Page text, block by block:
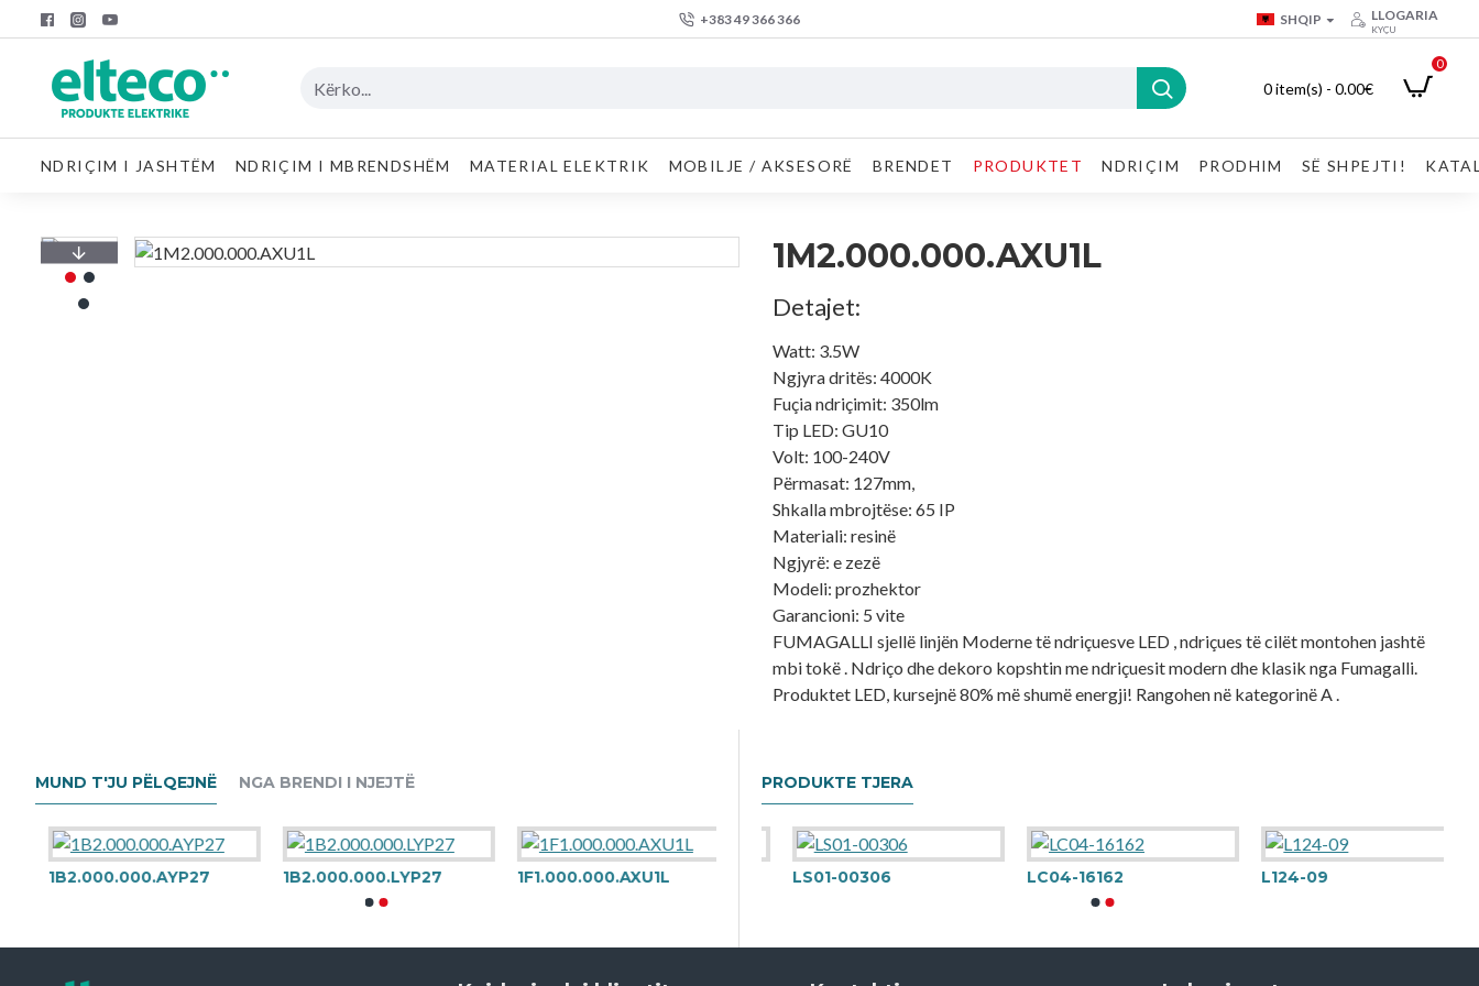
+383 49 366 366 SHQIP LLOGARIA
KYÇU
0 item(s) - 0.00€
0
NDRIÇIM I JASHTËM NDRIÇIM I MBRENDSHËM MATERIAL ELEKTRIK MOBILJE / AKSESORË BRENDET PRODUKTET NDRIÇIM PRODHIM SË SHPEJTI!
1M2.000.000.AXU1L
Detajet:
Watt: 3.5W
Ngjyra dritës: 4000K
Fuçia ndriçimit: 350lm
Tip LED: GU10
Volt: 100-240V
Përmasat: 127mm,
Shkalla mbrojtëse: 65 IP
Materiali: resinë
Ngjyrë: e zezë
Modeli: prozhektor
Garancioni: 5 vite
FUMAGALLI sjellë linjën Moderne të ndriçuesve LED , ndriçues të cilët montohen jashtë
mbi tokë . Ndriço dhe dekoro kopshtin me ndriçuesit modern dhe klasik nga Fumagalli.
Produktet LED, kursejnë 80% më shumë energji! Rangohen në kategorinë A .
MUND T'JU PËLQEJNË NGA BRENDI I NJEJTË
1B2.000.000.AYP27 1B2.000.000.LYP27 1F1.000.000.AXU1L
PRODUKTE TJERA
LA11-00511 LP10-01230 LS01-00306 LC04-16162 L124-09